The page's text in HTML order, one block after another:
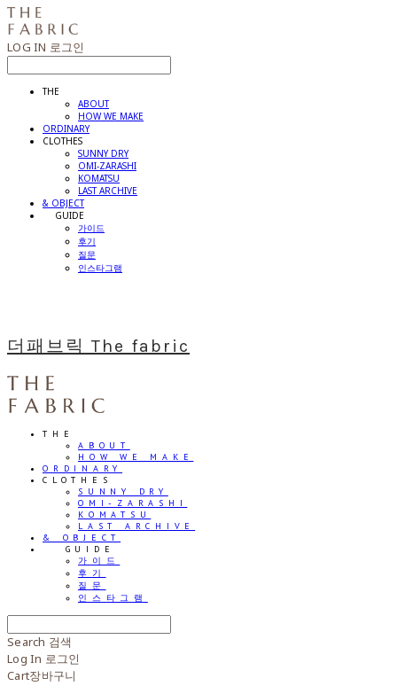
LOG IN 로그인
THE
ABOUT
HOW WE MAKE
ORDINARY
CLOTHES
SUNNY DRY
OMI-ZARASHI
KOMATSU
LAST ARCHIVE
& OBJECT
⠀⠀GUIDE
가이드
후기
질문
인스타그램
더패브릭 The fabric
THE
ABOUT
HOW WE MAKE
ORDINARY
CLOTHES
SUNNY DRY
OMI-ZARASHI
KOMATSU
LAST ARCHIVE
& OBJECT
⠀⠀GUIDE
가이드
후기
질문
인스타그램
Search 검색
Log In 로그인
Cart장바구니